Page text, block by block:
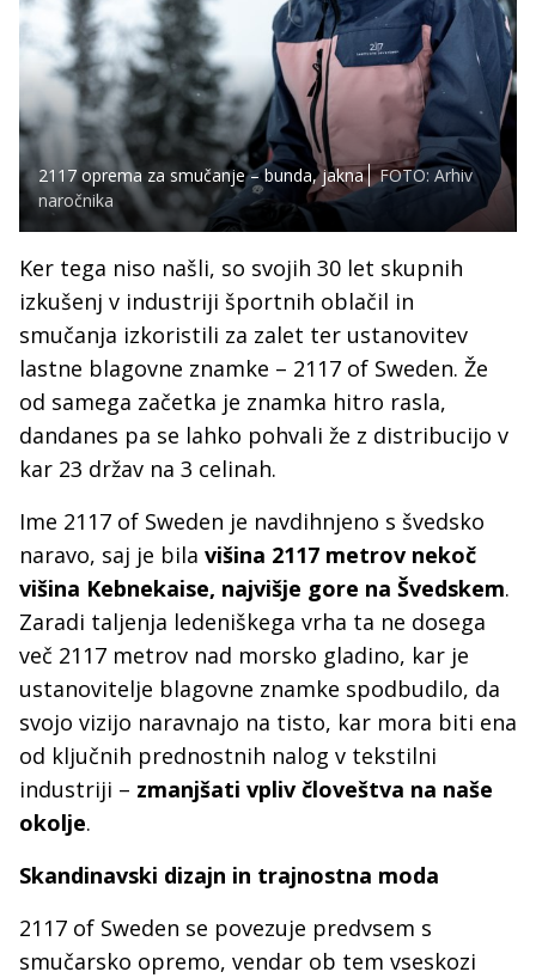
2117 oprema za smučanje – bunda, jakna
FOTO: Arhiv
naročnika
Ker tega niso našli, so svojih 30 let skupnih
izkušenj v industriji športnih oblačil in
smučanja izkoristili za zalet ter ustanovitev
lastne blagovne znamke – 2117 of Sweden. Že
od samega začetka je znamka hitro rasla,
dandanes pa se lahko pohvali že z distribucijo v
kar 23 držav na 3 celinah.
Ime 2117 of Sweden je navdihnjeno s švedsko
naravo, saj je bila višina 2117 metrov nekoč
višina Kebnekaise, najvišje gore na Švedskem.
Zaradi taljenja ledeniškega vrha ta ne dosega
več 2117 metrov nad morsko gladino, kar je
ustanovitelje blagovne znamke spodbudilo, da
svojo vizijo naravnajo na tisto, kar mora biti ena
od ključnih prednostnih nalog v tekstilni
industriji – zmanjšati vpliv človeštva na naše
okolje.
Skandinavski dizajn in trajnostna moda
2117 of Sweden se povezuje predvsem s
smučarsko opremo, vendar ob tem vseskozi